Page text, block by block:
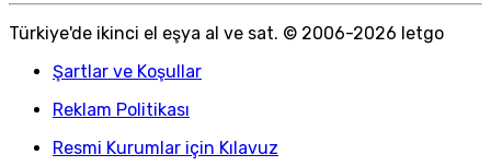
Türkiye'de ikinci el eşya al ve sat. © 2006-2026 letgo
Şartlar ve Koşullar
Reklam Politikası
Resmi Kurumlar için Kılavuz